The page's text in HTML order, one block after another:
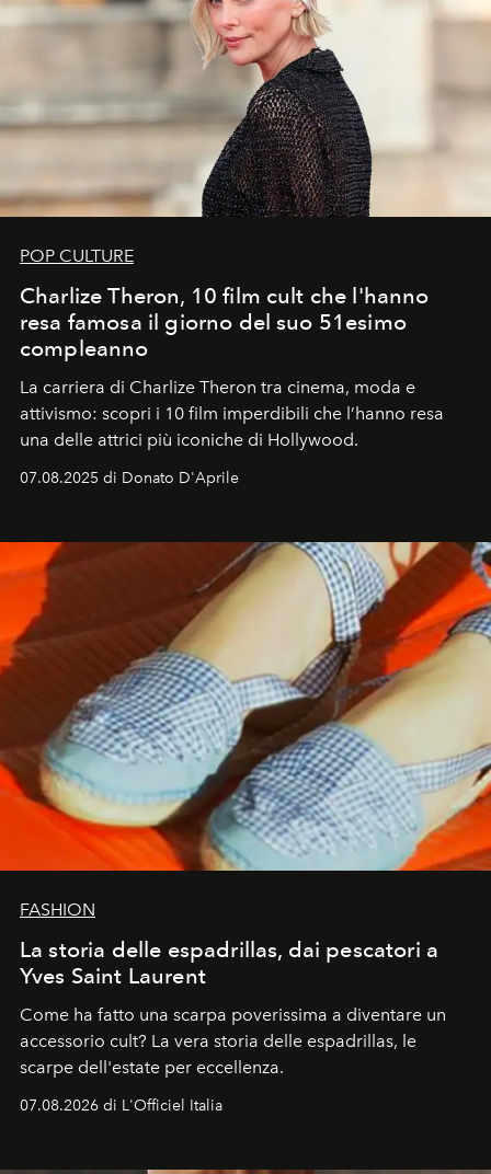
POP CULTURE
Charlize Theron, 10 film cult che l'hanno
resa famosa il giorno del suo 51esimo
compleanno
La carriera di Charlize Theron tra cinema, moda e
attivismo: scopri i 10 film imperdibili che l’hanno resa
una delle attrici più iconiche di Hollywood.
07.08.2025 di Donato D'Aprile
FASHION
La storia delle espadrillas, dai pescatori a
Yves Saint Laurent
Come ha fatto una scarpa poverissima a diventare un
accessorio cult? La vera storia delle espadrillas, le
scarpe dell'estate per eccellenza.
07.08.2026 di L'Officiel Italia